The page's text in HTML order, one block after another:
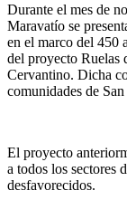
Durante el mes de
Maravatío se
en el marco del 450
del proyecto Ruelas
Cervantino. Dicha
comunidades de
El proyecto
a todos los sectores
desfavorecidos.